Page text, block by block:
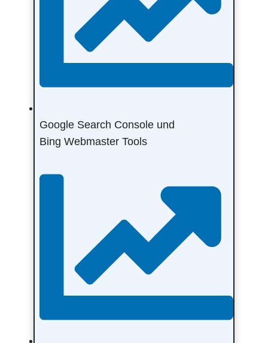
Google Search Console und
Bing Webmaster Tools